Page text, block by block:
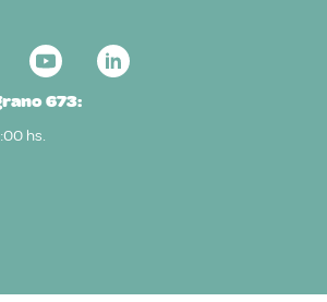
673:
hs.